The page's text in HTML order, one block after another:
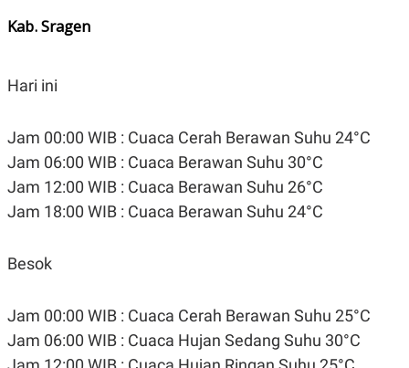
Kab. Sragen
Hari ini
Jam 00:00 WIB : Cuaca Cerah Berawan Suhu 24°C
Jam 06:00 WIB : Cuaca Berawan Suhu 30°C
Jam 12:00 WIB : Cuaca Berawan Suhu 26°C
Jam 18:00 WIB : Cuaca Berawan Suhu 24°C
Besok
Jam 00:00 WIB : Cuaca Cerah Berawan Suhu 25°C
Jam 06:00 WIB : Cuaca Hujan Sedang Suhu 30°C